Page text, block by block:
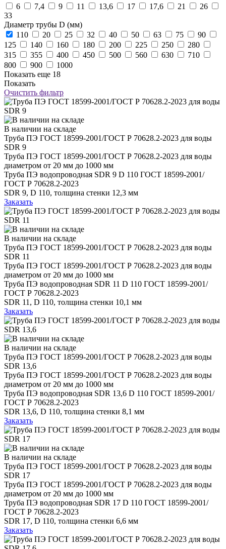
6
7,4 9 11 13,6 17 17,6 21
26
33
Диаметр трубы D (мм)
110
20 25 32 40 50 63 75
90
125
140 160 180 200 225 250
280
315
355 400 450 500 560 630
710
800
900
1000
Показать еще 18
Показать
Очистить фильтр
В наличии на складе
Труба ПЭ ГОСТ 18599-2001/ГОСТ Р 70628.2-2023 для воды
SDR 9
Труба ПЭ ГОСТ 18599-2001/ГОСТ Р 70628.2-2023 для воды
диаметром от 20 мм до 1000 мм
Труба ПЭ водопроводная SDR 9 D 110 ГОСТ 18599-2001/
ГОСТ Р 70628.2-2023
SDR 9, D 110, толщина стенки 12,3 мм
Заказать
В наличии на складе
Труба ПЭ ГОСТ 18599-2001/ГОСТ Р 70628.2-2023 для воды
SDR 11
Труба ПЭ ГОСТ 18599-2001/ГОСТ Р 70628.2-2023 для воды
диаметром от 20 мм до 1000 мм
Труба ПЭ водопроводная SDR 11 D 110 ГОСТ 18599-2001/
ГОСТ Р 70628.2-2023
SDR 11, D 110, толщина стенки 10,1 мм
Заказать
В наличии на складе
Труба ПЭ ГОСТ 18599-2001/ГОСТ Р 70628.2-2023 для воды
SDR 13,6
Труба ПЭ ГОСТ 18599-2001/ГОСТ Р 70628.2-2023 для воды
диаметром от 20 мм до 1000 мм
Труба ПЭ водопроводная SDR 13,6 D 110 ГОСТ 18599-2001/
ГОСТ Р 70628.2-2023
SDR 13,6, D 110, толщина стенки 8,1 мм
Заказать
В наличии на складе
Труба ПЭ ГОСТ 18599-2001/ГОСТ Р 70628.2-2023 для воды
SDR 17
Труба ПЭ ГОСТ 18599-2001/ГОСТ Р 70628.2-2023 для воды
диаметром от 20 мм до 1000 мм
Труба ПЭ водопроводная SDR 17 D 110 ГОСТ 18599-2001/
ГОСТ Р 70628.2-2023
SDR 17, D 110, толщина стенки 6,6 мм
Заказать